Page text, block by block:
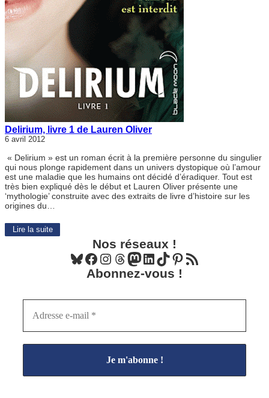
Delirium, livre 1 de Lauren Oliver
6 avril 2012
« Delirium » est un roman écrit à la première personne du singulier
qui nous plonge rapidement dans un univers dystopique où l’amour
est une maladie que les humains ont décidé d’éradiquer. Tout est
très bien expliqué dès le début et Lauren Oliver présente une
‘mythologie’ construite avec des extraits de livre d’histoire sur les
origines du…
Lire la suite
Nos réseaux !
Bluesky Facebook Instagram Threads Mastodon LinkedIn TikTok Pinterest Flux RSS
Abonnez-vous !